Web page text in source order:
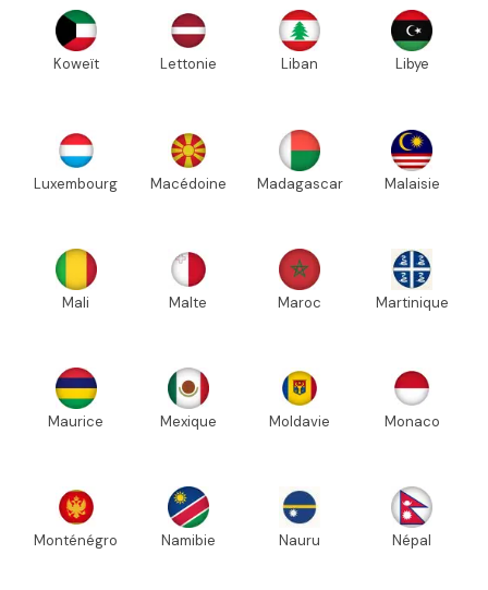
Koweït Lettonie Liban Libye
Luxembourg Macédoine Madagascar Malaisie
Mali Malte Maroc Martinique
Maurice Mexique Moldavie Monaco
Monténégro Namibie Nauru Népal